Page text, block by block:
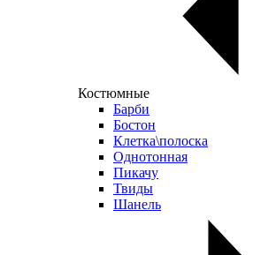
Костюмные
Барби
Бостон
Клетка\полоска
Однотонная
Пикачу
Твиды
Шанель